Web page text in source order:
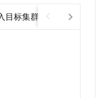
目标集群
高效办公新体验